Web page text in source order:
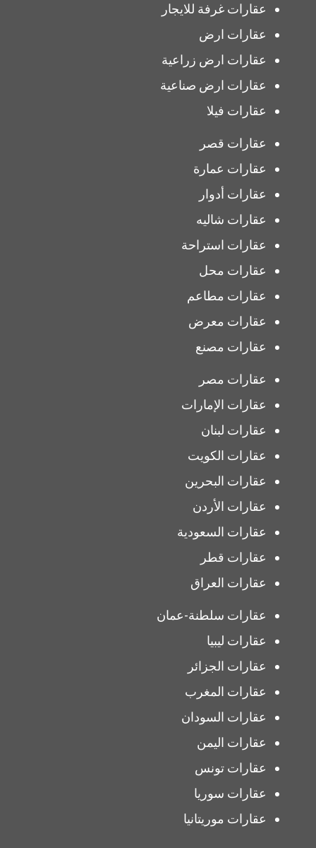
عقارات غرفة للايجار
عقارات ارض
عقارات ارض زراعية
عقارات ارض صناعية
عقارات فيلا
عقارات قصر
عقارات عمارة
عقارات أدوار
عقارات شاليه
عقارات استراحة
عقارات محل
عقارات مطاعم
عقارات معرض
عقارات مصنع
عقارات مصر
عقارات الإمارات
عقارات لبنان
عقارات الكويت
عقارات البحرين
عقارات الأردن
عقارات السعودية
عقارات قطر
عقارات العراق
عقارات سلطنة-عمان
عقارات ليبيا
عقارات الجزائر
عقارات المغرب
عقارات السودان
عقارات اليمن
عقارات تونس
عقارات سوريا
عقارات موريتانيا